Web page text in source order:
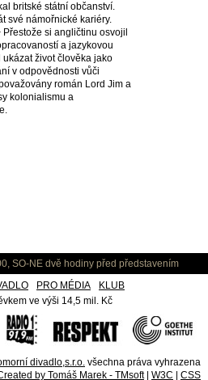
britské státní občanství.
své námořnické kariéry.
si angličtinu osvojil
a jazykovou
život člověka jako
v odpovědnosti vůči
román Lord Jim a
kolonialismu a
SO-NE dvě hodiny před představením
PRO MÉDIA
KLUB
ve výši 14,5 mil. Kč
divadlo,s.r.o. všechna práva vyhrazena
by Tomáš Marek - TMsoft| W3C CSS